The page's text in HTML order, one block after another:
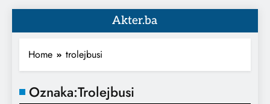
Akter.ba
Home trolejbusi
Oznaka:Trolejbusi